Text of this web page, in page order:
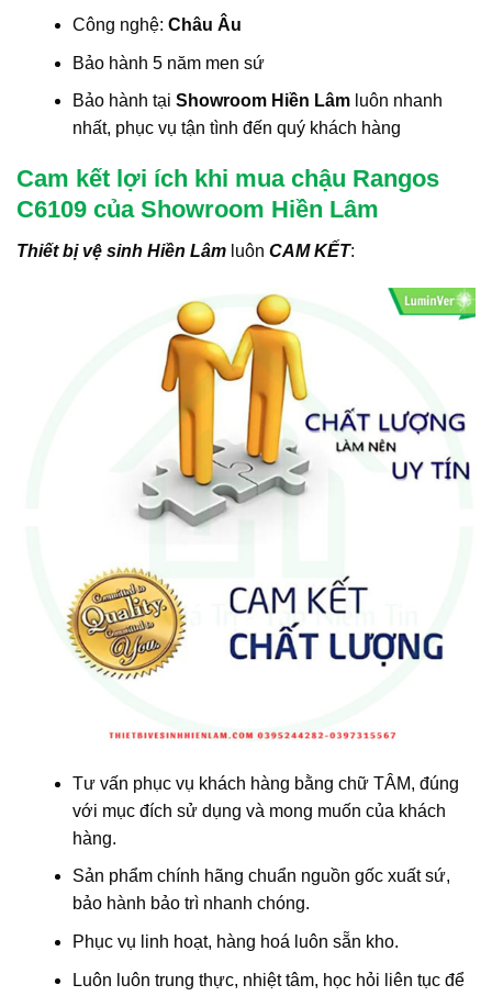
Công nghệ: Châu Âu
Bảo hành 5 năm men sứ
Bảo hành tại Showroom Hiền Lâmluôn nhanh
nhất, phục vụ tận tình đến quý khách hàng
Cam kết lợi ích khi mua chậu Rangos
C6109 của Showroom Hiền Lâm
Thiết bị vệ sinh Hiền Lâm luôn CAM KẾT:
Tư vấn phục vụ khách hàng bằng chữ TÂM, đúng
với mục đích sử dụng và mong muốn của khách
hàng.
Sản phẩm chính hãng chuẩn nguồn gốc xuất sứ,
bảo hành bảo trì nhanh chóng.
Phục vụ linh hoạt, hàng hoá luôn sẵn kho.
Luôn luôn trung thực, nhiệt tâm, học hỏi liên tục để